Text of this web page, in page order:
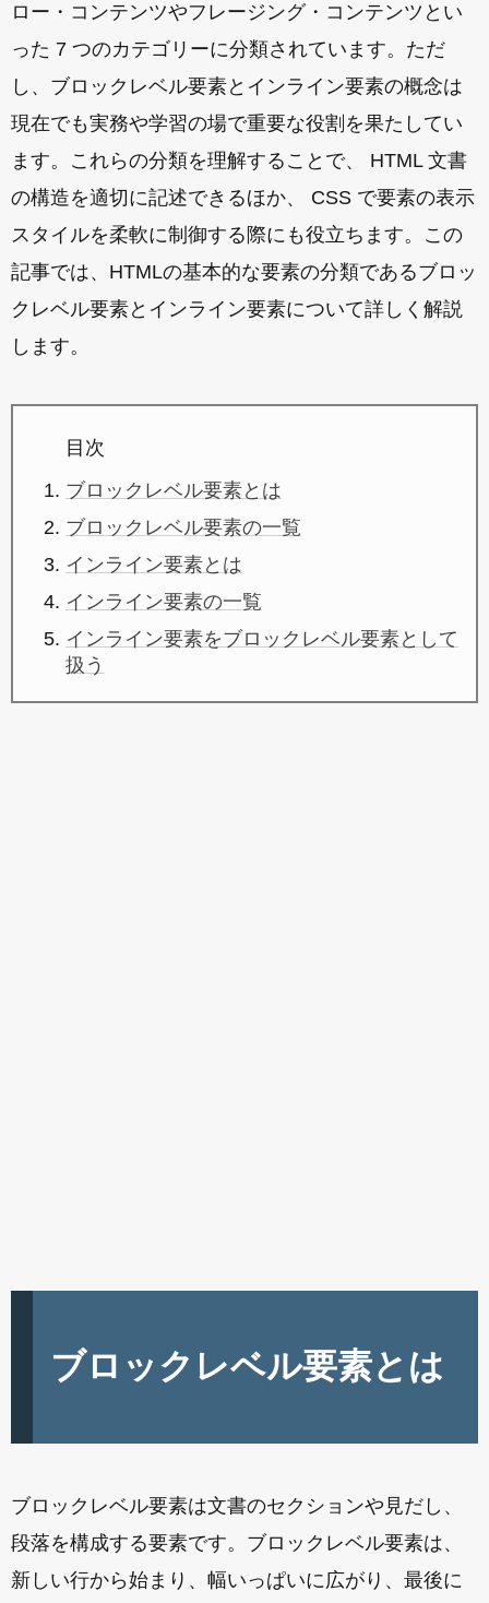
ロー・コンテンツやフレージング・コンテンツとい
った 7 つのカテゴリーに分類されています。ただ
し、ブロックレベル要素とインライン要素の概念は
現在でも実務や学習の場で重要な役割を果たしてい
ます。これらの分類を理解することで、 HTML 文書
の構造を適切に記述できるほか、 CSS で要素の表示
スタイルを柔軟に制御する際にも役立ちます。この
記事では、HTMLの基本的な要素の分類であるブロッ
クレベル要素とインライン要素について詳しく解説
します。
目次
ブロックレベル要素とは
ブロックレベル要素の一覧
インライン要素とは
インライン要素の一覧
インライン要素をブロックレベル要素として
扱う
ブロックレベル要素とは
ブロックレベル要素は文書のセクションや見だし、
段落を構成する要素です。ブロックレベル要素は、
新しい行から始まり、幅いっぱいに広がり、最後に